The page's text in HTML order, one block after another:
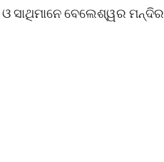
ସାଥିମାନେ ବେଲେଶ୍ୱର ମନ୍ଦିର